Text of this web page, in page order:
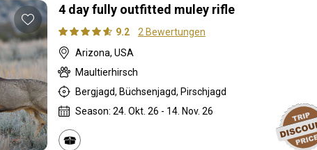
4 day fully outfitted muley rifle
9.2
2 Bewertungen
Arizona, USA
Maultierhirsch
Bergjagd, Büchsenjagd, Pirschjagd
Season: 24. Okt. 26 - 14. Nov. 26